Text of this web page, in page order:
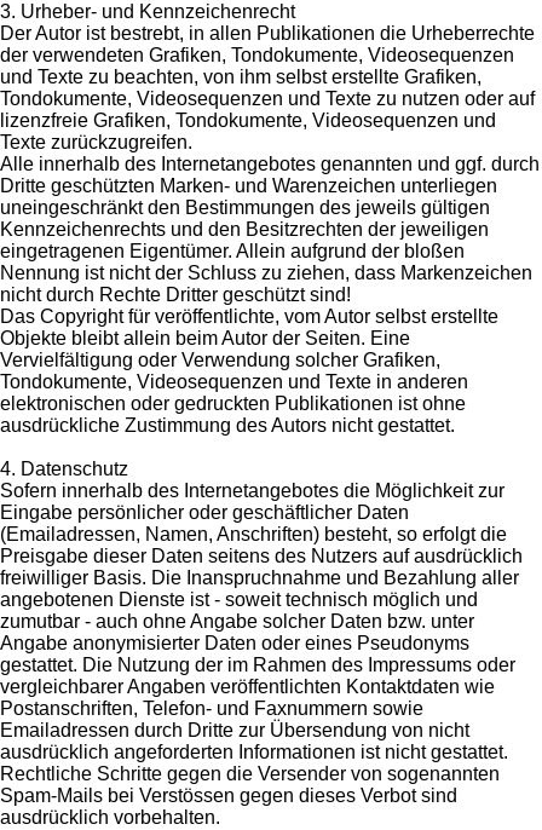
3. Urheber- und Kennzeichenrecht
Der Autor ist bestrebt, in allen Publikationen die Urheberrechte
der verwendeten Grafiken, Tondokumente, Videosequenzen
und Texte zu beachten, von ihm selbst erstellte Grafiken,
Tondokumente, Videosequenzen und Texte zu nutzen oder auf
lizenzfreie Grafiken, Tondokumente, Videosequenzen und
Texte zurückzugreifen.
Alle innerhalb des Internetangebotes genannten und ggf. durch
Dritte geschützten Marken- und Warenzeichen unterliegen
uneingeschränkt den Bestimmungen des jeweils gültigen
Kennzeichenrechts und den Besitzrechten der jeweiligen
eingetragenen Eigentümer. Allein aufgrund der bloßen
Nennung ist nicht der Schluss zu ziehen, dass Markenzeichen
nicht durch Rechte Dritter geschützt sind!
Das Copyright für veröffentlichte, vom Autor selbst erstellte
Objekte bleibt allein beim Autor der Seiten. Eine
Vervielfältigung oder Verwendung solcher Grafiken,
Tondokumente, Videosequenzen und Texte in anderen
elektronischen oder gedruckten Publikationen ist ohne
ausdrückliche Zustimmung des Autors nicht gestattet.
4. Datenschutz
Sofern innerhalb des Internetangebotes die Möglichkeit zur
Eingabe persönlicher oder geschäftlicher Daten
(Emailadressen, Namen, Anschriften) besteht, so erfolgt die
Preisgabe dieser Daten seitens des Nutzers auf ausdrücklich
freiwilliger Basis. Die Inanspruchnahme und Bezahlung aller
angebotenen Dienste ist - soweit technisch möglich und
zumutbar - auch ohne Angabe solcher Daten bzw. unter
Angabe anonymisierter Daten oder eines Pseudonyms
gestattet. Die Nutzung der im Rahmen des Impressums oder
vergleichbarer Angaben veröffentlichten Kontaktdaten wie
Postanschriften, Telefon- und Faxnummern sowie
Emailadressen durch Dritte zur Übersendung von nicht
ausdrücklich angeforderten Informationen ist nicht gestattet.
Rechtliche Schritte gegen die Versender von sogenannten
Spam-Mails bei Verstössen gegen dieses Verbot sind
ausdrücklich vorbehalten.